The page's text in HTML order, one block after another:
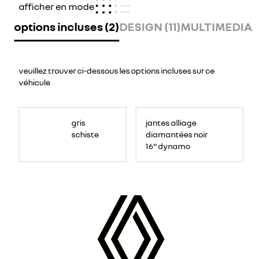
afficher en mode
options incluses (2)DESIGN (11)MULTIMEDIA
veuillez trouver ci-dessous les options incluses sur ce
véhicule
gris
schiste
jantes alliage
diamantées noir
16" dynamo